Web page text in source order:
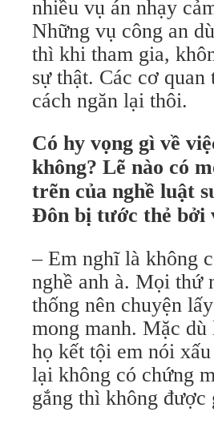
nhiều vụ án nhạy
Những vụ công an
thì khi tham gia,
sự thật. Các cơ
cách ngăn lại thôi.
Có hy vọng gì về
không? Lẽ nào có
trẽn của nghề luật
Đôn bị tước thẻ bởi
– Em nghĩ là không
nghề anh à. Mọi thứ
thống nên chuyện
mong manh. Mặc
họ kết tội em nói
lại không có chứng
gắng thì không